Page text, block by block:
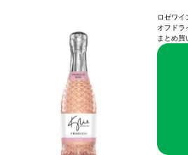
サーモンのグリルや白身魚のポシェ、鶏肉や七
んだ料理 軽食：新鮮な野菜、軽くて香ばしいペ
新鮮なベリー類、タルトやシャーベットなどフ
葡萄品種
*本ヴィ
あり価格が同様の場合は自動的に次のヴィンテ
フルーティで芳醇、青りんご、洋ナシ、ほのかな
とよく合う： 前菜：生ハムとチーズのシャルキ
ティーニ メインディッシュ：野菜のリゾット、
サーモンのグリルや白身魚のポシェ、鶏肉や七
んだ料理 軽食：新鮮な野菜、軽くて香ばしいペ
新鮮なベリー類、タルトやシャーベットなどフ
葡萄品種
あり価格が同様の場合は自動的に次のヴィンテ
ロゼワイ
オフドラ
まとめ買